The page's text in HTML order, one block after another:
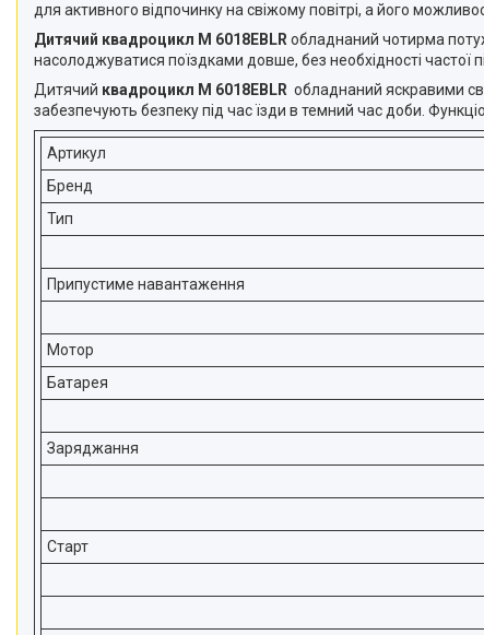
для активного відпочинку на свіжому повітрі, а його
Дитячий квадроцикл M 6018EBLR обладнаний чотирма
насолоджуватися поїздками довше, без необхідності частої
Дитячий квадроцикл M 6018EBLR обладнаний яскравими
забезпечують безпеку під час їзди в темний час доби.
Артикул
Бренд
Тип
Припустиме навантаження
Мотор
Батарея
Заряджання
Старт